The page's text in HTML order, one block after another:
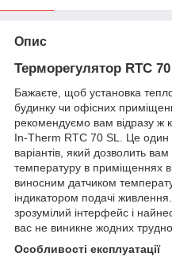
Опис
Терморегулятор RTC
Бажаєте, щоб установка
будинку чи офісних
рекомендуємо вам відразу ж
In-Therm RTC 70 SL. Це один
варіантів, який дозволить
температуру в приміщеннях
виносним датчиком
індикатором подачі
зрозумілий інтерфейс і
вас не виникне жодних
Особливості експлуатації